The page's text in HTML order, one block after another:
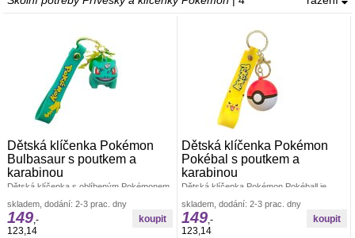
Dětská klíčenka Pokémon
Bulbasaur s poutkem a
karabinou
Dětská klíčenka s oblíbeným Pokémonem
každého malého fanouška této legendární
Přívěšky a klíčenky Pokémon
skladem, dodání: 2-3 prac. dny
149,-
123,14
Dětská klíčenka Pokémon
Pokébal s poutkem a
karabinou
Dětská klíčenka Pokémon Pokéball je
světa Pokémonů.Pokéball je jedním Školní
potřeby Přívěšky a klíčenky
skladem, dodání: 2-3 prac. dny
149,-
123,14